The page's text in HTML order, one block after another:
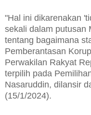
"Hal ini dikarenakan
sekali dalam putusan
tentang bagaimana
Pemberantasan
Perwakilan Rakyat
terpilih pada
Nasaruddin, dilansir
(15/1/2024).